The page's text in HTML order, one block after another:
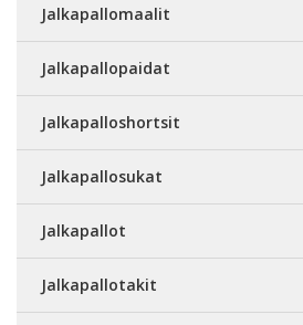
Jalkapallomaalit
Jalkapallopaidat
Jalkapalloshortsit
Jalkapallosukat
Jalkapallot
Jalkapallotakit